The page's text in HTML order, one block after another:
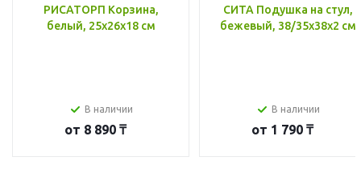
РИСАТОРП Корзина,
белый, 25x26x18 см
В наличии
от 8 890 ₸
СИТА Подушка на стул,
бежевый, 38/35x38x2 см
В наличии
от 1 790 ₸